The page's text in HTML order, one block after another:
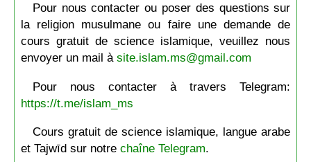
Pour nous contacter ou poser des questions sur
la religion musulmane ou faire une demande de
cours gratuit de science islamique, veuillez nous
envoyer un mail à site.islam.ms@gmail.com
Pour nous contacter à travers Telegram:
https://t.me/islam_ms
Cours gratuit de science islamique, langue arabe
et Tajwīd sur notre chaîne Telegram.